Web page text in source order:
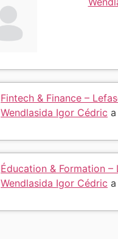
Fintech & Finance –
Wendlasida Igor Cédric
Éducation & Formation –
Wendlasida Igor Cédric